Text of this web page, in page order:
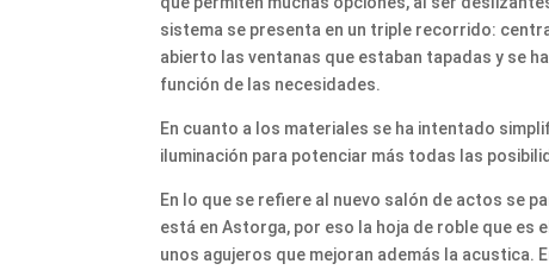
sistema se presenta en un triple recorrido:
abierto las ventanas que estaban tapadas y se
función de las necesidades.
En cuanto a los materiales se ha intentado
iluminación para potenciar más todas las
En lo que se refiere al nuevo salón de actos se
está en Astorga, por eso la hoja de roble que es
unos agujeros que mejoran además la acustica.